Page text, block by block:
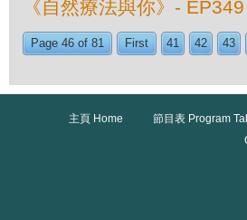
《自然療法與你》-
Page 46 of 81 First 41 42 43
主頁 Home 節目表 Program